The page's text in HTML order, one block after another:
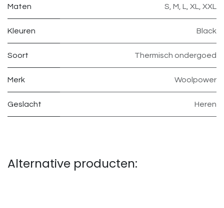
Maten S, M, L, XL, XXL
Kleuren Black
Soort Thermisch ondergoed
Merk Woolpower
Geslacht Heren
Alternative producten: